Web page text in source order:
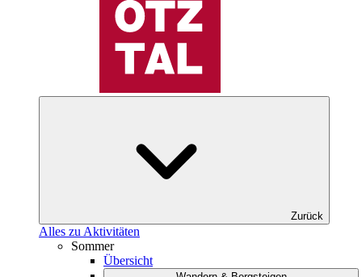
Zurück
Alles zu Aktivitäten
Sommer
Übersicht